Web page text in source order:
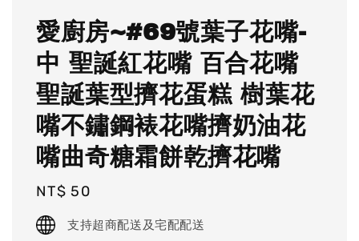
愛廚房~#69號葉子花嘴-
中 聖誕紅花嘴 百合花嘴
聖誕葉型擠花蛋糕 樹葉花
嘴不鏽鋼裱花嘴擠奶油花
嘴曲奇糖霜餅乾擠花嘴
Regular
price
NT$ 50
支持超商配送及宅配配送